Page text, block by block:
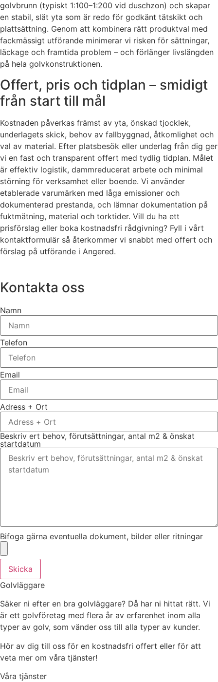
golvbrunn (typiskt 1:100–1:200 vid duschzon) och skapar
en stabil, slät yta som är redo för godkänt tätskikt och
plattsättning. Genom att kombinera rätt produktval med
fackmässigt utförande minimerar vi risken för sättningar,
läckage och framtida problem – och förlänger livslängden
på hela golvkonstruktionen.
Offert, pris och tidplan – smidigt
från start till mål
Kostnaden påverkas främst av yta, önskad tjocklek,
underlagets skick, behov av fallbyggnad, åtkomlighet och
val av material. Efter platsbesök eller underlag från dig ger
vi en fast och transparent offert med tydlig tidplan. Målet
är effektiv logistik, dammreducerat arbete och minimal
störning för verksamhet eller boende. Vi använder
etablerade varumärken med låga emissioner och
dokumenterad prestanda, och lämnar dokumentation på
fuktmätning, material och torktider. Vill du ha ett
prisförslag eller boka kostnadsfri rådgivning? Fyll i vårt
kontaktformulär så återkommer vi snabbt med offert och
förslag på utförande i Angered.
Kontakta oss
Namn
Telefon
Email
Adress + Ort
Beskriv ert behov, förutsättningar, antal m2 & önskat
startdatum
Bifoga gärna eventuella dokument, bilder eller ritningar
Skicka
Golvläggare
Säker ni efter en bra golvläggare? Då har ni hittat rätt. Vi
är ett golvföretag med flera år av erfarenhet inom alla
typer av golv, som vänder oss till alla typer av kunder.
Hör av dig till oss för en kostnadsfri offert eller för att
veta mer om våra tjänster!
Våra tjänster